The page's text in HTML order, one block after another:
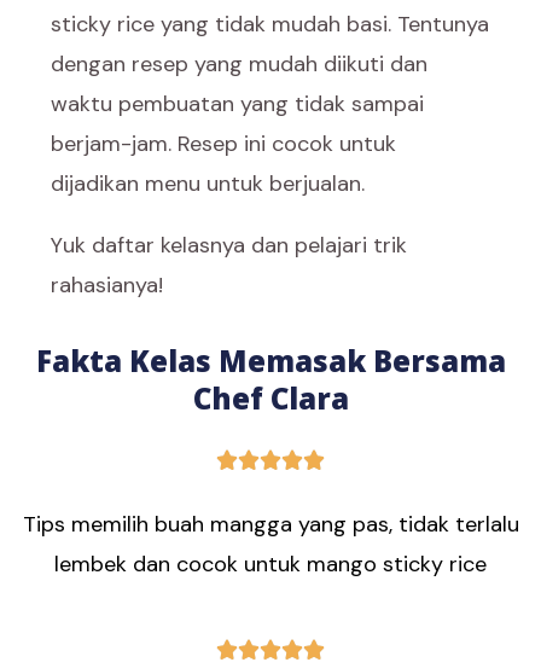
sticky rice yang tidak mudah basi. Tentunya
dengan resep yang mudah diikuti dan
waktu pembuatan yang tidak sampai
berjam-jam. Resep ini cocok untuk
dijadikan menu untuk berjualan.
Yuk daftar kelasnya dan pelajari trik
rahasianya!
Fakta Kelas Memasak Bersama
Chef Clara

Tips memilih buah mangga yang pas, tidak terlalu
lembek dan cocok untuk mango sticky rice
